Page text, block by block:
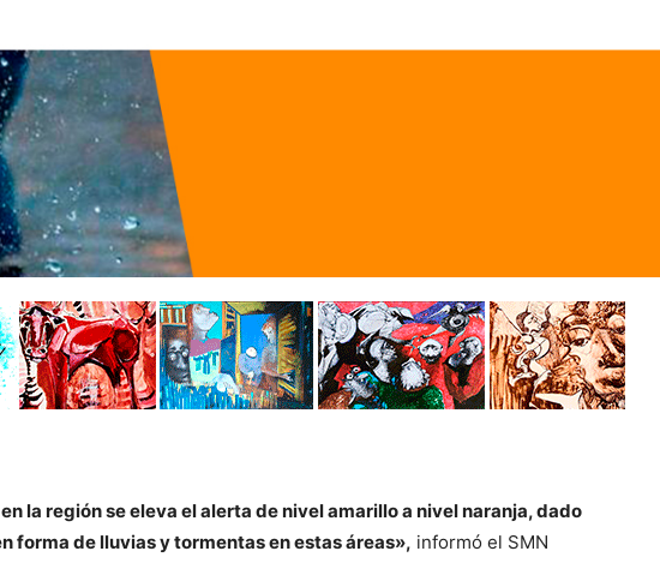
la región se eleva el alerta de nivel amarillo a nivel naranja, dado
forma de lluvias y tormentas en estas áreas», informó el SMN